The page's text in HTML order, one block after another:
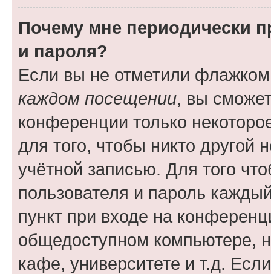
Почему мне периодически
и пароля?
Если вы не отметили
каждом посещении, вы
конференции только
для того, чтобы никто другой
учётной записью. Для того
пользователя и пароль
пункт при входе на
общедоступном компьютере,
кафе, университете и т.д.